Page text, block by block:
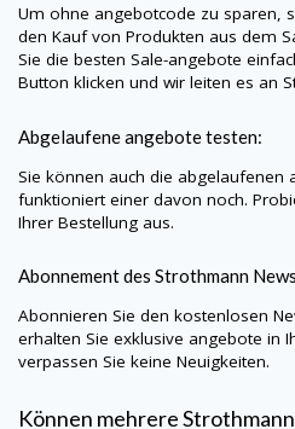
Um ohne angebotcode zu sparen,
den Kauf von Produkten aus dem
Sie die besten Sale-angebote
Button klicken und wir leiten es an
Abgelaufene angebote testen:
Sie können auch die abgelaufenen
funktioniert einer davon noch.
Ihrer Bestellung aus.
Abonnement des Strothmann
Abonnieren Sie den kostenlosen
erhalten Sie exklusive angebote in
verpassen Sie keine Neuigkeiten.
Können mehrere